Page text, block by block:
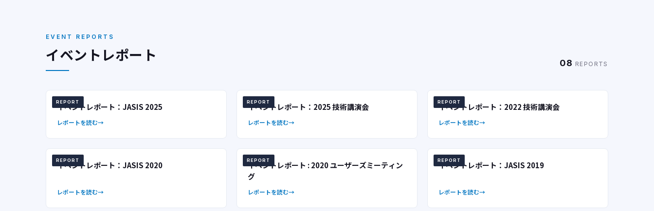
EVENT REPORTS
イベントレポート 08 REPORTS
REPORT
イベントレポート：JASIS 2025
レポートを読む
REPORT
イベントレポート：2025 技術講演会
レポートを読む
REPORT
イベントレポート：2022 技術講演会
レポートを読む
REPORT
イベントレポート：JASIS 2020
レポートを読む
REPORT
イベントレポート : 2020 ユーザーズミーティン
グ
レポートを読む
REPORT
イベントレポート：JASIS 2019
レポートを読む